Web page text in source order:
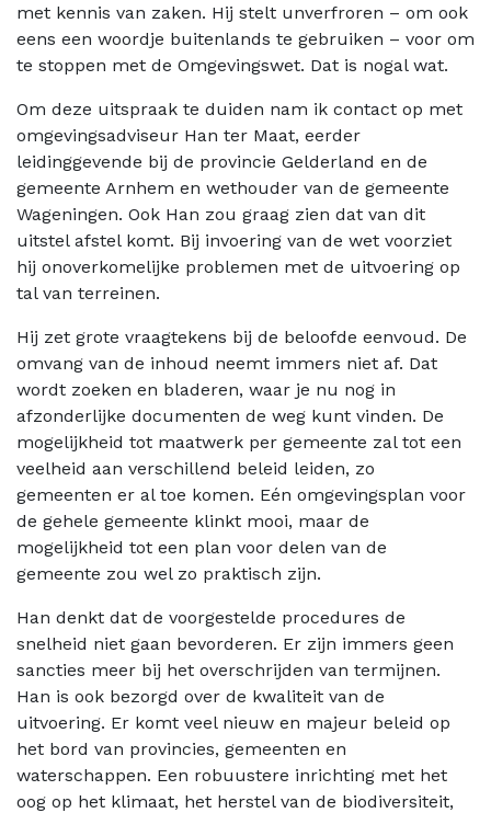
met kennis van zaken. Hij stelt unverfroren – om ook
eens een woordje buitenlands te gebruiken – voor om
te stoppen met de Omgevingswet. Dat is nogal wat.
Om deze uitspraak te duiden nam ik contact op met
omgevingsadviseur Han ter Maat, eerder
leidinggevende bij de provincie Gelderland en de
gemeente Arnhem en wethouder van de gemeente
Wageningen. Ook Han zou graag zien dat van dit
uitstel afstel komt. Bij invoering van de wet voorziet
hij onoverkomelijke problemen met de uitvoering op
tal van terreinen.
Hij zet grote vraagtekens bij de beloofde eenvoud. De
omvang van de inhoud neemt immers niet af. Dat
wordt zoeken en bladeren, waar je nu nog in
afzonderlijke documenten de weg kunt vinden. De
mogelijkheid tot maatwerk per gemeente zal tot een
veelheid aan verschillend beleid leiden, zo
gemeenten er al toe komen. Eén omgevingsplan voor
de gehele gemeente klinkt mooi, maar de
mogelijkheid tot een plan voor delen van de
gemeente zou wel zo praktisch zijn.
Han denkt dat de voorgestelde procedures de
snelheid niet gaan bevorderen. Er zijn immers geen
sancties meer bij het overschrijden van termijnen.
Han is ook bezorgd over de kwaliteit van de
uitvoering. Er komt veel nieuw en majeur beleid op
het bord van provincies, gemeenten en
waterschappen. Een robuustere inrichting met het
oog op het klimaat, het herstel van de biodiversiteit,